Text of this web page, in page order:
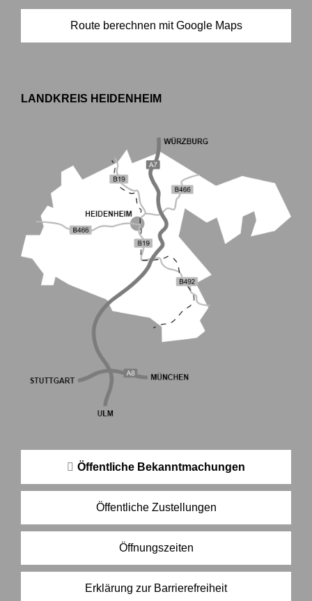
Route berechnen mit Google Maps
LANDKREIS HEIDENHEIM
Öffentliche Bekanntmachungen
Öffentliche Zustellungen
Öffnungszeiten
Erklärung zur Barrierefreiheit